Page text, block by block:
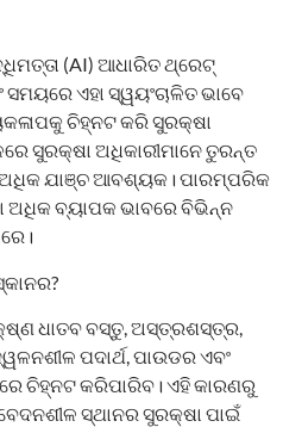
(AI) ଆଧାରିତ ଥ୍ରେଟ୍‌
ଏହା ସ୍ୱୟଂଚାଳିତ ଭାବେ
ଚିହ୍ନଟ କରି ସୁରକ୍ଷା
ସୁରକ୍ଷା ଅଧିକାରୀମାନେ ତୁରନ୍ତ
ଅଧିକ ଯାଞ୍ଚ ଆବଶ୍ୟକ। ପାରମ୍ପରିକ
ଅଧିକ ବ୍ୟାପକ ଭାବରେ ବିଭିନ୍ନ
ଧାତବ ବସ୍ତୁ, ଅସ୍ତ୍ରଶସ୍ତ୍ର,
ପଦାର୍ଥ, ପାଉଡର ଏବଂ
ଚିହ୍ନଟ କରିପାରିବ। ଏହି କାରଣରୁ
ସ୍ଥାନର ସୁରକ୍ଷା ପାଇଁ